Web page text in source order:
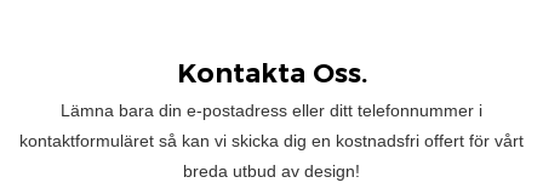
Kontakta Oss.
Lämna bara din e-postadress eller ditt telefonnummer i
kontaktformuläret så kan vi skicka dig en kostnadsfri offert för vårt
breda utbud av design!